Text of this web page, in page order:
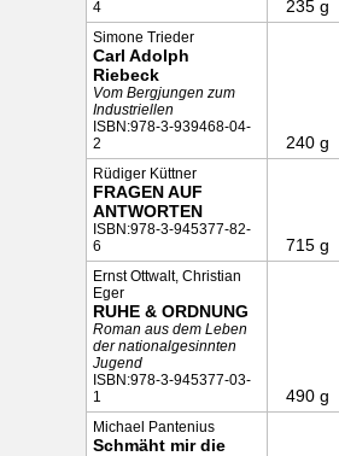
4
235 g
Simone Trieder
Carl Adolph
Riebeck
Vom Bergjungen zum
Industriellen
ISBN:978-3-939468-04-
2
240 g
Rüdiger Küttner
FRAGEN AUF
ANTWORTEN
ISBN:978-3-945377-82-
6
715 g
Ernst Ottwalt, Christian
Eger
RUHE & ORDNUNG
Roman aus dem Leben
der nationalgesinnten
Jugend
ISBN:978-3-945377-03-
1
490 g
Michael Pantenius
Schmäht mir die